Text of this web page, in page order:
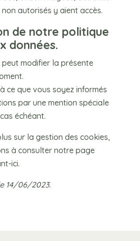
autorisés y aient accès.
de notre politique
données.
modifier la présente
ce que vous soyez informés
par une mention spéciale
échéant.
sur la gestion des cookies,
à consulter notre page
ici.
14/06/2023.